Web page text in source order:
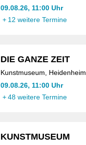
09.08.26, 11:00 Uhr
+ 12 weitere Termine
DIE GANZE ZEIT
Kunstmuseum, Heidenheim
09.08.26, 11:00 Uhr
+ 48 weitere Termine
KUNSTMUSEUM